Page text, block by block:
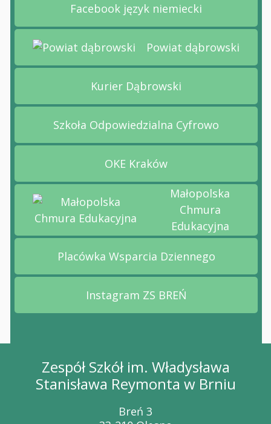
Przejdź na stronę
Facebook język niemiecki
Przejdź na stronę Powiat dąbrowski
Powiat dąbrowski
Przejdź na stronę Kurier
Kurier Dąbrowski
Przejdź na stronę Szkoła
Szkoła Odpowiedzialna Cyfrowo
Przejdź na stronę OKE
OKE Kraków
Przejdź na stronę Małopolska Chmura
Małopolska
Chmura
Edukacyjna
Przejdź na stronę
Placówka Wsparcia Dziennego
Przejdź na stronę
Instagram ZS BREŃ
Zespół Szkół im. Władysława
Stanisława Reymonta w Brniu
Breń 3